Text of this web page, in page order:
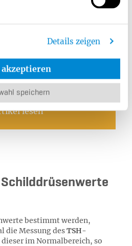
Details zeigen
akzeptieren
speichern
Was
hinter der
lesen
Schilddrüsenwerte
bestimmt werden,
die Messung desTSH-
im Normalbereich, so